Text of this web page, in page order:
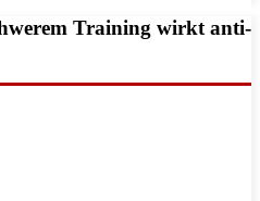
Training wirkt anti-